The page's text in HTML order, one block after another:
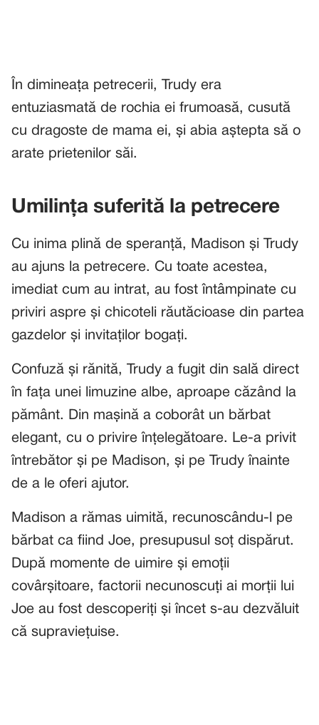
În dimineața petrecerii, Trudy era
entuziasmată de rochia ei frumoasă, cusută
cu dragoste de mama ei, și abia aștepta să o
arate prietenilor săi.
Umilința suferită la petrecere
Cu inima plină de speranță, Madison și Trudy
au ajuns la petrecere. Cu toate acestea,
imediat cum au intrat, au fost întâmpinate cu
priviri aspre și chicoteli răutăcioase din partea
gazdelor și invitaților bogați.
Confuză și rănită, Trudy a fugit din sală direct
în fața unei limuzine albe, aproape căzând la
pământ. Din mașină a coborât un bărbat
elegant, cu o privire înțelegătoare. Le-a privit
întrebător și pe Madison, și pe Trudy înainte
de a le oferi ajutor.
Madison a rămas uimită, recunoscându-l pe
bărbat ca fiind Joe, presupusul soț dispărut.
După momente de uimire și emoții
covârșitoare, factorii necunoscuți ai morții lui
Joe au fost descoperiți și încet s-au dezvăluit
că supraviețuise.